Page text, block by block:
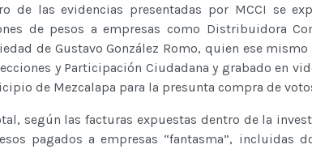
de las evidencias presentadas por MCCI se
de pesos a empresas como Distribuidora
de Gustavo González Romo, quien ese
y Participación Ciudadana y grabado en
de Mezcalapa para la presunta compra de
según las facturas expuestas dentro de la
pagados a empresas “fantasma”, incluidas